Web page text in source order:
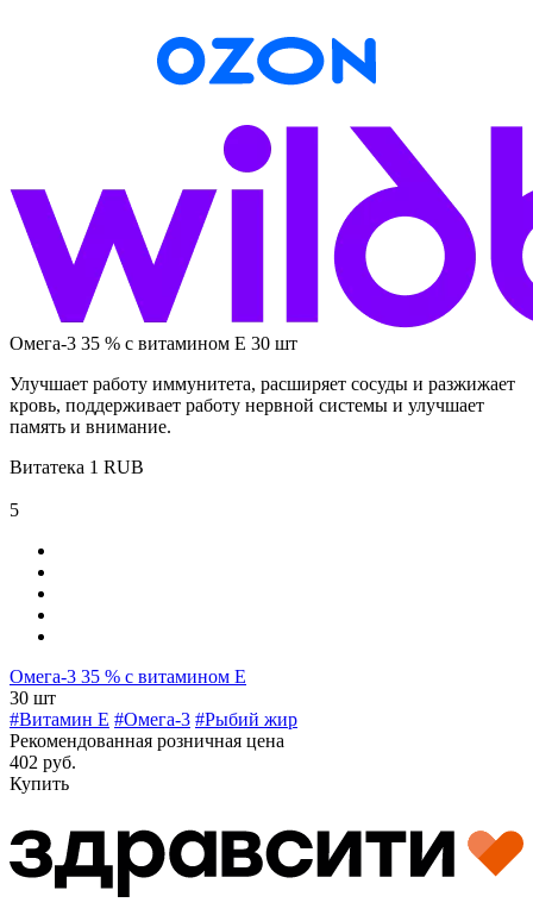
Омега-3 35 % с витамином Е 30 шт
Улучшает работу иммунитета, расширяет сосуды и разжижает
кровь, поддерживает работу нервной системы и улучшает
память и внимание.
Витатека 1 RUB
5
Омега-3 35 % с витамином Е
30 шт
#Витамин E #Омега-3 #Рыбий жир
Рекомендованная розничная цена
402 руб.
Купить